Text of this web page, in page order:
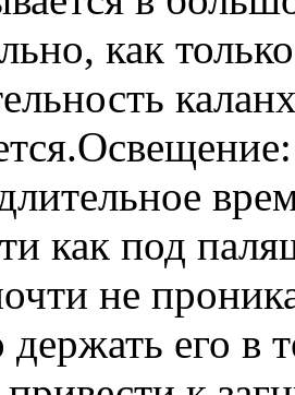
как
как под
не
держать его в